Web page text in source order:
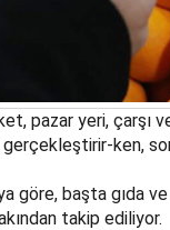
pazar yeri, çarşı
ken,
göre, başta gıda
takip ediliyor.